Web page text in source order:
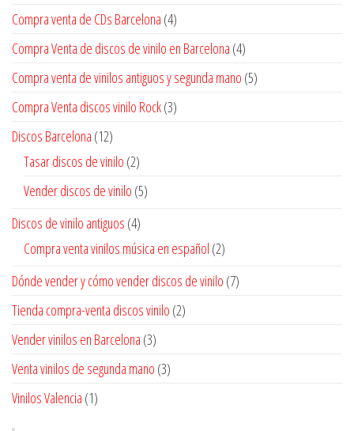
Compra venta de CDs Barcelona (4)
Compra Venta de discos de vinilo en Barcelona (4)
Compra venta de vinilos antiguos y segunda mano (5)
Compra Venta discos vinilo Rock(3)
Discos Barcelona (12)
Tasar discos de vinilo (2)
Vender discos de vinilo (5)
Discos de vinilo antiguos (4)
Compra venta vinilos música en español (2)
Dónde vender y cómo vender discos de vinilo (7)
Tienda compra-venta discos vinilo (2)
Vender vinilos en Barcelona (3)
Venta vinilos de segunda mano (3)
Vinilos Valencia (1)